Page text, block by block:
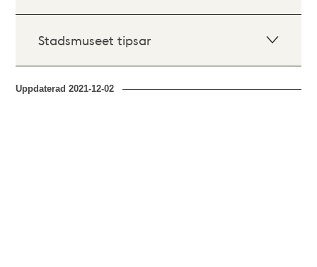
Stadsmuseet tipsar
Uppdaterad2021-12-02